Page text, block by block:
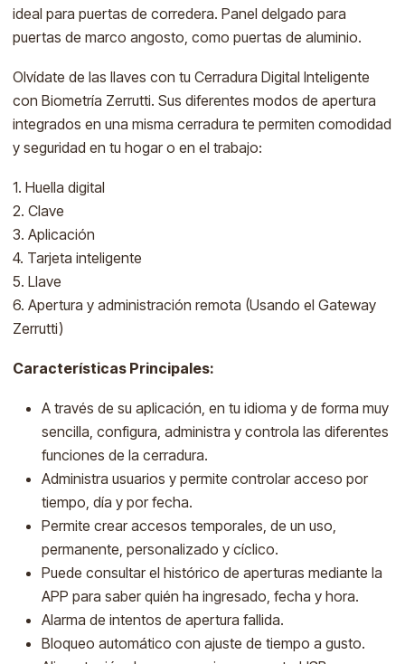
ideal para puertas de corredera. Panel delgado para
puertas de marco angosto, como puertas de aluminio.
Olvídate de las llaves con tu Cerradura Digital Inteligente
con Biometría Zerrutti. Sus diferentes modos de apertura
integrados en una misma cerradura te permiten comodidad
y seguridad en tu hogar o en el trabajo:
1. Huella digital
2. Clave
3. Aplicación
4. Tarjeta inteligente
5. Llave
6. Apertura y administración remota (Usando el Gateway
Zerrutti)
Características Principales:
A través de su aplicación, en tu idioma y de forma muy
sencilla, configura, administra y controla las diferentes
funciones de la cerradura.
Administra usuarios y permite controlar acceso por
tiempo, día y por fecha.
Permite crear accesos temporales, de un uso,
permanente, personalizado y cíclico.
Puede consultar el histórico de aperturas mediante la
APP para saber quién ha ingresado, fecha y hora.
Alarma de intentos de apertura fallida.
Bloqueo automático con ajuste de tiempo a gusto.